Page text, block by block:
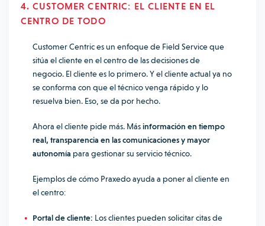
4. CUSTOMER CENTRIC: EL CLIENTE EN EL
CENTRO DE TODO
Customer Centric es un enfoque de Field Service que
sitúa el cliente en el centro de las decisiones de
negocio. El cliente es lo primero. Y el cliente actual ya no
se conforma con que el técnico venga rápido y lo
resuelva bien. Eso, se da por hecho.
Ahora el cliente pide más. Másinformación en tiempo
real, transparencia en las comunicaciones y mayor
autonomía para gestionar su servicio técnico.
Ejemplos de cómo Praxedo ayuda a poner al cliente en
el centro:
Portal de cliente: Los clientes pueden solicitar citas de